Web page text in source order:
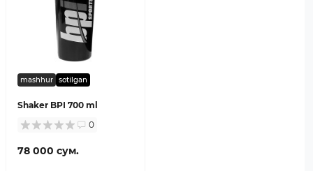
mashhur sotilgan
Shaker BPI 700 ml
0
78 000 сум.